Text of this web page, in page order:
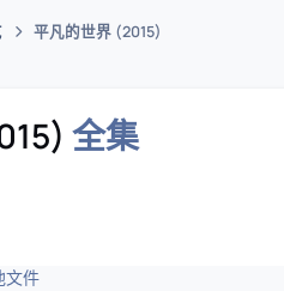
平台
平凡的世界 (2015)
全集
文件